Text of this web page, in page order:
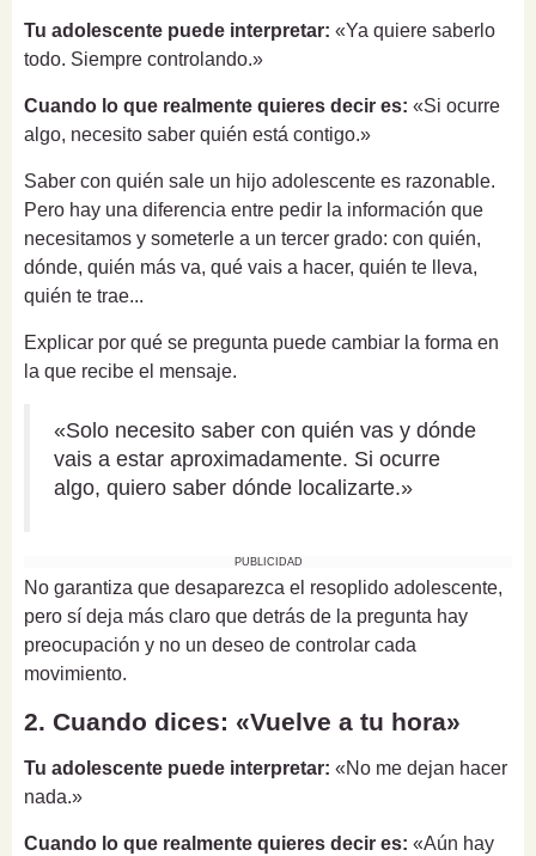
Tu adolescente puede interpretar: «Ya quiere saberlo
todo. Siempre controlando.»
Cuando lo que realmente quieres decir es: «Si ocurre
algo, necesito saber quién está contigo.»
Saber con quién sale un hijo adolescente es razonable.
Pero hay una diferencia entre pedir la información que
necesitamos y someterle a un tercer grado: con quién,
dónde, quién más va, qué vais a hacer, quién te lleva,
quién te trae...
Explicar por qué se pregunta puede cambiar la forma en
la que recibe el mensaje.
«Solo necesito saber con quién vas y dónde
vais a estar aproximadamente. Si ocurre
algo, quiero saber dónde localizarte.»
PUBLICIDAD
No garantiza que desaparezca el resoplido adolescente,
pero sí deja más claro que detrás de la pregunta hay
preocupación y no un deseo de controlar cada
movimiento.
2. Cuando dices: «Vuelve a tu hora»
Tu adolescente puede interpretar: «No me dejan hacer
nada.»
Cuando lo que realmente quieres decir es: «Aún hay